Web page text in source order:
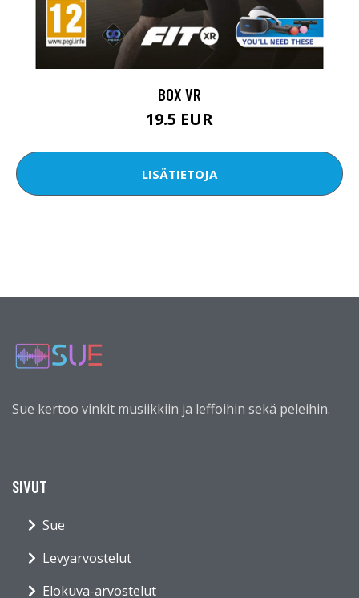
BOX VR
19.5 EUR
LISÄTIETOJA
Sue kertoo vinkit musiikkiin ja leffoihin sekä peleihin.
SIVUT
Sue
Levyarvostelut
Elokuva-arvostelut